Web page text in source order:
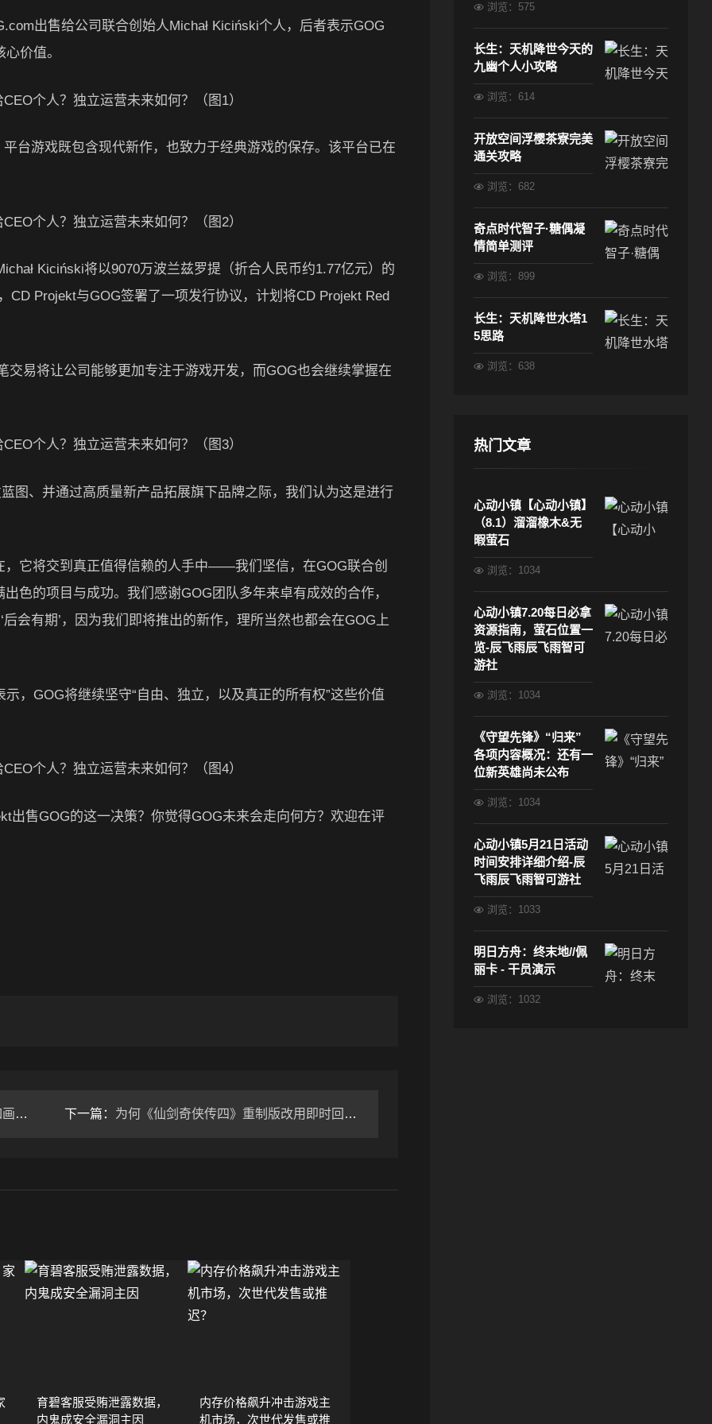
出售给公司联合创始人Michał Kiciński个人，后者表示GOG
价值。
台游戏既包含现代新作，也致力于经典游戏的保存。该平台已在
Kiciński将以9070万波兰兹罗提（折合人民币约1.77亿元）的
CD Projekt与GOG签署了一项发行协议，计划将CD Projekt Red
交易将让公司能够更加专注于游戏开发，而GOG也会继续掌握在
图、并通过高质量新产品拓展旗下品牌之际，我们认为这是进行
，它将交到真正值得信赖的人手中——我们坚信，在GOG联合创
色的项目与成功。我们感谢GOG团队多年来卓有成效的合作，
会有期’，因为我们即将推出的新作，理所当然也都会在GOG上
，GOG将继续坚守“自由、独立，以及真正的所有权”这些价值
出售GOG的这一决策？你觉得GOG未来会走向何方？欢迎在评
？ 下一篇： 为何《仙剑奇侠传四》重制版改用即时回合制？制作人解析核心决策
育碧客服受贿泄露数据，
内鬼成安全漏洞主因
内存价格飙升冲击游戏主
机市场，次世代发售或推
浏览：575
长生：天机降世今天的
九幽个人小攻略
浏览：614
开放空间浮樱茶寮完美
通关攻略
浏览：682
奇点时代智子·糖偶凝
情简单测评
浏览：899
长生：天机降世水塔1
5思路
浏览：638
热门文章
心动小镇【心动小镇】
（8.1）溜溜橡木&无
暇萤石
浏览：1034
心动小镇7.20每日必拿
资源指南，萤石位置一
览-辰飞雨辰飞雨智可
游社
浏览：1034
《守望先锋》“归来”
各项内容概况：还有一
位新英雄尚未公布
浏览：1034
心动小镇5月21日活动
时间安排详细介绍-辰
飞雨辰飞雨智可游社
浏览：1033
明日方舟：终末地//佩
丽卡 - 干员演示
浏览：1032